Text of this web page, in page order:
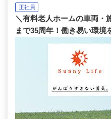
正社員
＼有料老人ホームの車両・
まで35周年！働き易い環境